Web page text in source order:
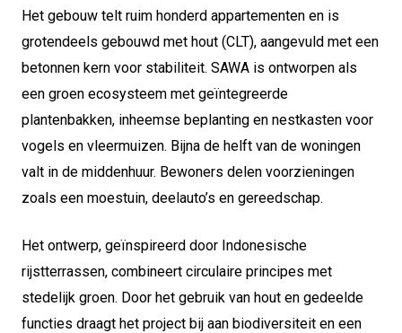
Het gebouw telt ruim honderd appartementen en is
grotendeels gebouwd met hout (CLT), aangevuld met een
betonnen kern voor stabiliteit. SAWA is ontworpen als
een groen ecosysteem met geïntegreerde
plantenbakken, inheemse beplanting en nestkasten voor
vogels en vleermuizen. Bijna de helft van de woningen
valt in de middenhuur. Bewoners delen voorzieningen
zoals een moestuin, deelauto’s en gereedschap.
Het ontwerp, geïnspireerd door Indonesische
rijstterrassen, combineert circulaire principes met
stedelijk groen. Door het gebruik van hout en gedeelde
functies draagt het project bij aan biodiversiteit en een